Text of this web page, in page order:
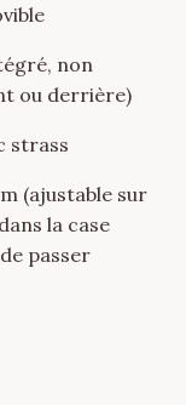
non
ou derrière)
strass
(ajustable sur
la case
passer